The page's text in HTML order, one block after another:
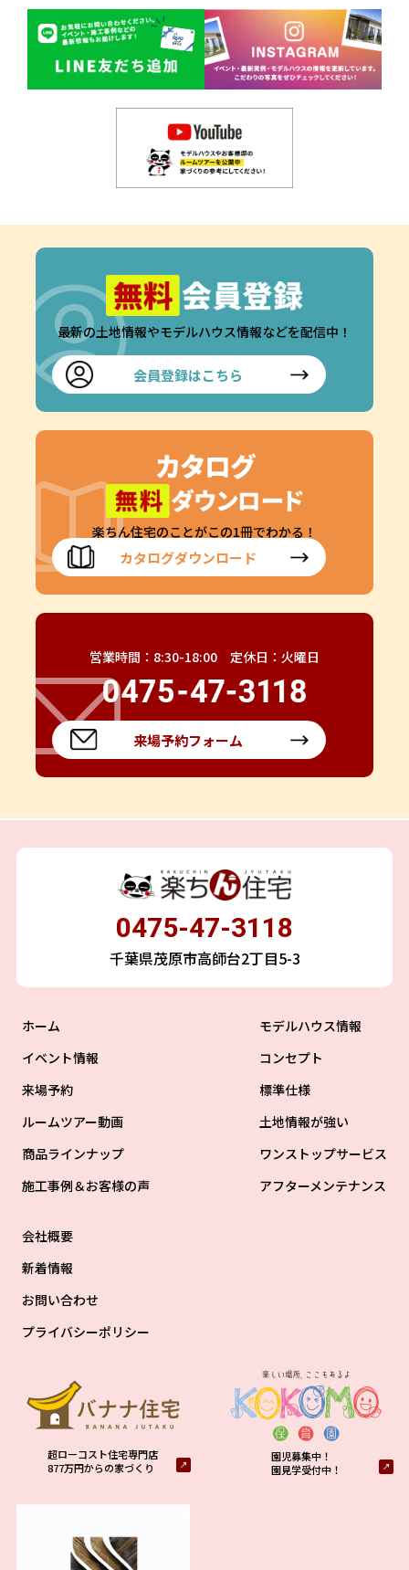
最新の土地情報やモデルハウス情報などを配信中！
会員登録はこちら
楽ちん住宅のことがこの1冊でわかる！
カタログダウンロード
営業時間：8:30-18:00 定休日：火曜日
来場予約フォーム
0475-47-3118
千葉県茂原市高師台2丁目5-3
ホーム
イベント情報
来場予約
ルームツアー動画
商品ラインナップ
施工事例＆お客様の声
モデルハウス情報
コンセプト
標準仕様
土地情報が強い
ワンストップサービス
アフターメンテナンス
会社概要
新着情報
お問い合わせ
プライバシーポリシー
超ローコスト住宅専門店
877万円からの家づくり
園児募集中！
園見学受付中！